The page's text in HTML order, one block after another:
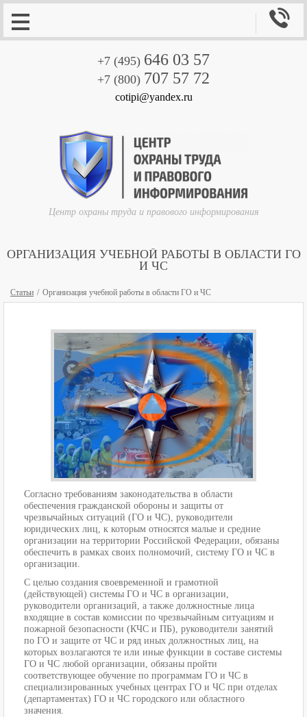
+7 (495) 646 03 57
+7 (800) 707 57 72
cotipi@yandex.ru
Центр охраны труда и правового информирования

ОРГАНИЗАЦИЯ УЧЕБНОЙ РАБОТЫ В ОБЛАСТИ ГО
И ЧС
Статьи Организация учебной работы в области ГО и ЧС
Согласно требованиям законодательства в области
обеспечения гражданской обороны и защиты от
чрезвычайных ситуаций (ГО и ЧС), руководители
юридических лиц, к которым относятся малые и средние
организации на территории Российской Федерации, обязаны
обеспечить в рамках своих полномочий, систему ГО и ЧС в
организации.
С целью создания своевременной и грамотной
(действующей) системы ГО и ЧС в организации,
руководители организаций, а также должностные лица
входящие в состав комиссии по чрезвычайным ситуациям и
пожарной безопасности (КЧС и ПБ), руководители занятий
по ГО и защите от ЧС и ряд иных должностных лиц, на
которых возлагаются те или иные функции в составе системы
ГО и ЧС любой организации, обязаны пройти
соответствующее обучение по программам ГО и ЧС в
специализированных учебных центрах ГО и ЧС при отделах
(департаментах) ГО и ЧС городского или областного
значения.